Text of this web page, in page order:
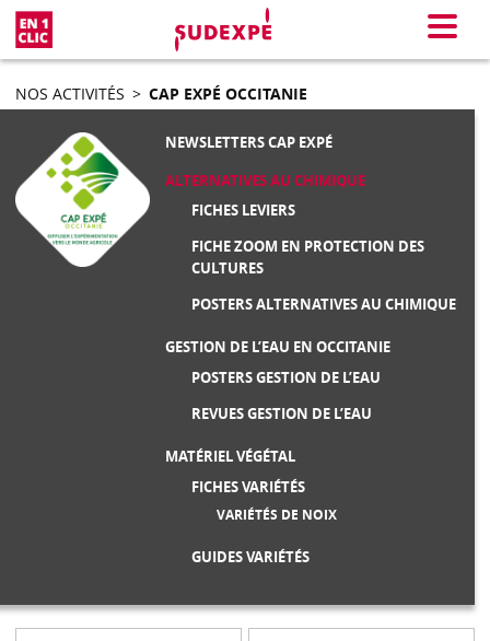
Menu
NOS ACTIVITÉS > CAP EXPÉ OCCITANIE
NEWSLETTERS CAP EXPÉ
ALTERNATIVES AU CHIMIQUE
FICHES LEVIERS
FICHE ZOOM EN PROTECTION DES
CULTURES
POSTERS ALTERNATIVES AU CHIMIQUE
GESTION DE L’EAU EN OCCITANIE
POSTERS GESTION DE L’EAU
REVUES GESTION DE L’EAU
MATÉRIEL VÉGÉTAL
FICHES VARIÉTÉS
VARIÉTÉS DE NOIX
GUIDES VARIÉTÉS